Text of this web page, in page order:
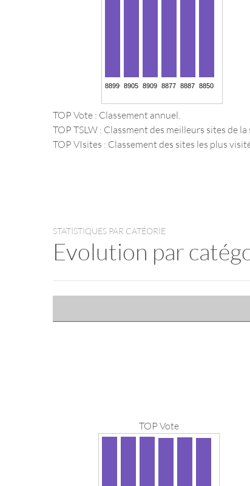
TOP Vote : Classement annuel.
TOP TSLW : Classment des meilleurs sites de la
TOP VIsites : Classement des sites les plus
STATISTIQUES PAR CATÉORIE
Evolution par
TOP Vote